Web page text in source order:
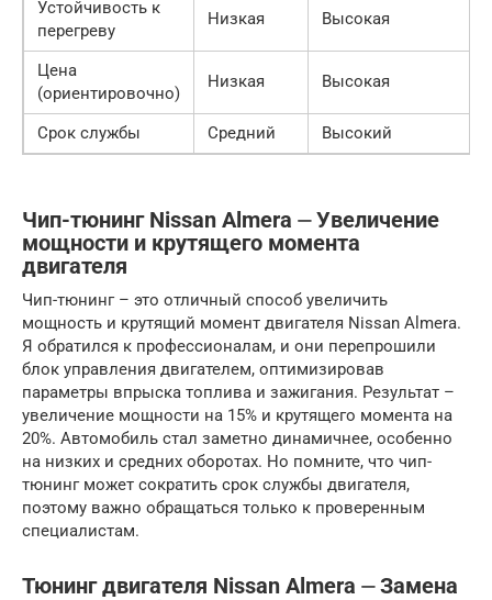
Устойчивость к
перегреву
Низкая Высокая
Цена
(ориентировочно)
Низкая Высокая
Срок службы Средний Высокий
Чип-тюнинг Nissan Almera ⏤ Увеличение
мощности и крутящего момента
двигателя
Чип-тюнинг – это отличный способ увеличить
мощность и крутящий момент двигателя Nissan Almera.
Я обратился к профессионалам, и они перепрошили
блок управления двигателем, оптимизировав
параметры впрыска топлива и зажигания. Результат –
увеличение мощности на 15% и крутящего момента на
20%. Автомобиль стал заметно динамичнее, особенно
на низких и средних оборотах. Но помните, что чип-
тюнинг может сократить срок службы двигателя,
поэтому важно обращаться только к проверенным
специалистам.
Тюнинг двигателя Nissan Almera ⏤ Замена